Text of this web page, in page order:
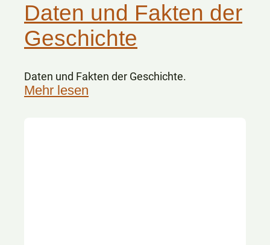
Daten und Fakten der
Geschichte
Daten und Fakten der Geschichte.
Mehr lesen